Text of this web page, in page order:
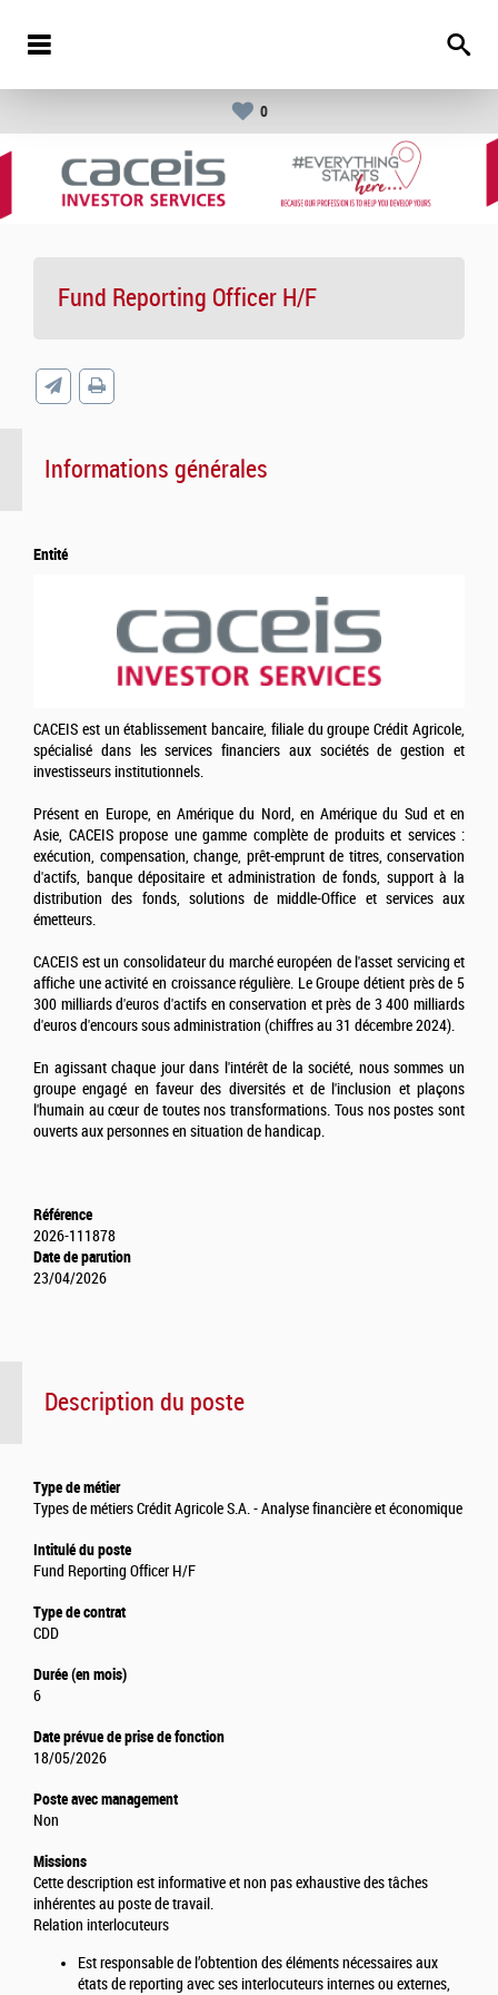
0
Fund Reporting Officer H/F
Description du poste
Type de métier
Types de métiers Crédit Agricole S.A. - Analyse financière et économique
Intitulé du poste
Fund Reporting Officer H/F
Type de contrat
CDD
Durée (en mois)
6
Date prévue de prise de fonction
18/05/2026
Poste avec management
Non
Missions
Cette description est informative et non pas exhaustive des tâches
inhérentes au poste de travail.
Relation interlocuteurs
Est responsable de l’obtention des éléments nécessaires aux
états de reporting avec ses interlocuteurs internes ou externes,
Informations générales
Entité
CACEIS est un établissement bancaire, filiale du groupe Crédit Agricole,
spécialisé dans les services financiers aux sociétés de gestion et
investisseurs institutionnels.
Présent en Europe, en Amérique du Nord, en Amérique du Sud et en
Asie, CACEIS propose une gamme complète de produits et services :
exécution, compensation, change, prêt-emprunt de titres, conservation
d'actifs, banque dépositaire et administration de fonds, support à la
distribution des fonds, solutions de middle-Office et services aux
émetteurs.
CACEIS est un consolidateur du marché européen de l'asset servicing et
affiche une activité en croissance régulière. Le Groupe détient près de 5
300 milliards d'euros d'actifs en conservation et près de 3 400 milliards
d'euros d'encours sous administration (chiffres au 31 décembre 2024).
En agissant chaque jour dans l'intérêt de la société, nous sommes un
groupe engagé en faveur des diversités et de l'inclusion et plaçons
l'humain au cœur de toutes nos transformations. Tous nos postes sont
ouverts aux personnes en situation de handicap.
Référence
2026-111878
Date de parution
23/04/2026